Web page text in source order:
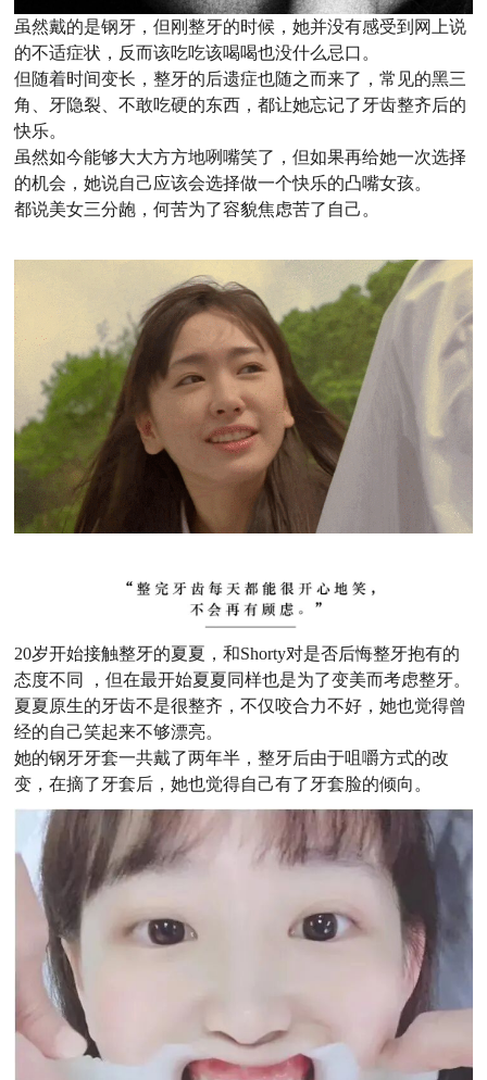
虽然戴的是钢牙，但刚整牙的时候，她并没有感受到网上说
的不适症状，反而该吃吃该喝喝也没什么忌口。
但随着时间变长，整牙的后遗症也随之而来了，常见的黑三
角、牙隐裂、不敢吃硬的东西，都让她忘记了牙齿整齐后的
快乐。
虽然如今能够大大方方地咧嘴笑了，但如果再给她一次选择
的机会，她说自己应该会选择做一个快乐的凸嘴女孩。
都说美女三分龅，何苦为了容貌焦虑苦了自己。
20岁开始接触整牙的夏夏，和Shorty对是否后悔整牙抱有的
态度不同 ，但在最开始夏夏同样也是为了变美而考虑整牙。
夏夏原生的牙齿不是很整齐，不仅咬合力不好，她也觉得曾
经的自己笑起来不够漂亮。
她的钢牙牙套一共戴了两年半，整牙后由于咀嚼方式的改
变，在摘了牙套后，她也觉得自己有了牙套脸的倾向。